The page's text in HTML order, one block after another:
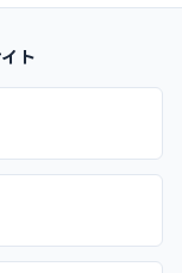
ト